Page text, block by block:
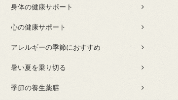
身体の健康サポート
心の健康サポート
アレルギーの季節におすすめ
暑い夏を乗り切る
季節の養生薬膳